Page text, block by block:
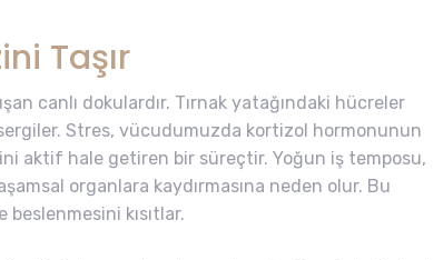
Taşır
canlı dokulardır. Tırnak yatağındaki hücreler
Stres, vücudumuzda kortizol hormonunun
aktif hale getiren bir süreçtir. Yoğun iş temposu,
organlara kaydırmasına neden olur. Bu
beslenmesini kısıtlar.